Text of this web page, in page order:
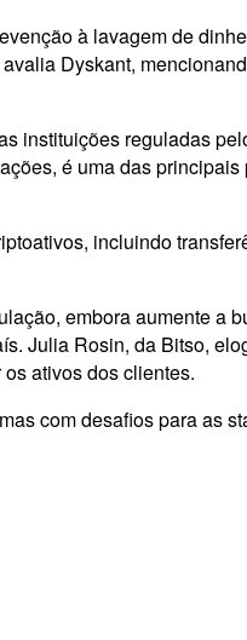
à lavagem de
Dyskant,
instituições reguladas
é uma das
incluindo
embora aumente a
Julia Rosin, da Bitso,
ativos dos clientes.
com desafios para as